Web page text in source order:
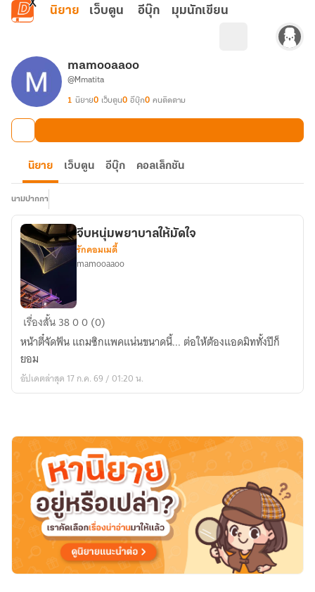
ข้ามไปยังเนื้อหาหลัก
นิยาย เว็บตูน อีบุ๊ก มุมนักเขียน
mamooaaoo
@Mmatita
1 นิยาย0 เว็บตูน0 อีบุ๊ก0 คนติดตาม
นิยาย เว็บตูน อีบุ๊ก คอลเล็กชัน
นามปากกา
จีบ
หนุ่ม
พยาบาล
ให้
มัด
จีบหนุ่มพยาบาลให้มัดใจ
รักคอมเมดี้
mamooaaoo
เรื่องสั้น3800 (0)
หน้าตี๋จัดฟัน แถมซิกแพคแน่นขนาดนี้... ต่อให้ต้องแอดมิททั้งปีก็
ยอม
อัปเดตล่าสุด 17 ก.ค. 69 / 01:20 น.